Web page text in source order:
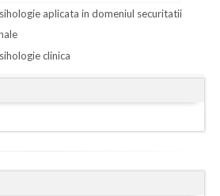
aplicata in domeniul securitatii
clinica